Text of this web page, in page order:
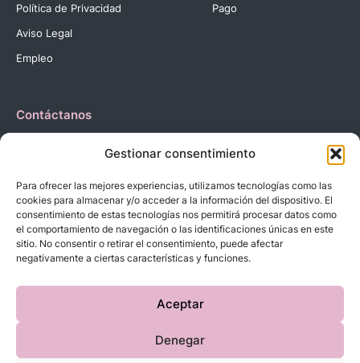
Gestionar consentimiento
Para ofrecer las mejores experiencias, utilizamos tecnologías como las
cookies para almacenar y/o acceder a la información del dispositivo. El
consentimiento de estas tecnologías nos permitirá procesar datos como
el comportamiento de navegación o las identificaciones únicas en este
sitio. No consentir o retirar el consentimiento, puede afectar
negativamente a ciertas características y funciones.
Aceptar
Denegar
Política de Privacidad
Aviso Legal
Empleo
Pago
Contáctanos
C. Reyes Católicos, 27 03420 Castalla Alicante
Correo: info@dbebes.net
Síguenos en las redes sociales
Copyright © 2023 D’BeBe’S. Todos los derechos reservados.